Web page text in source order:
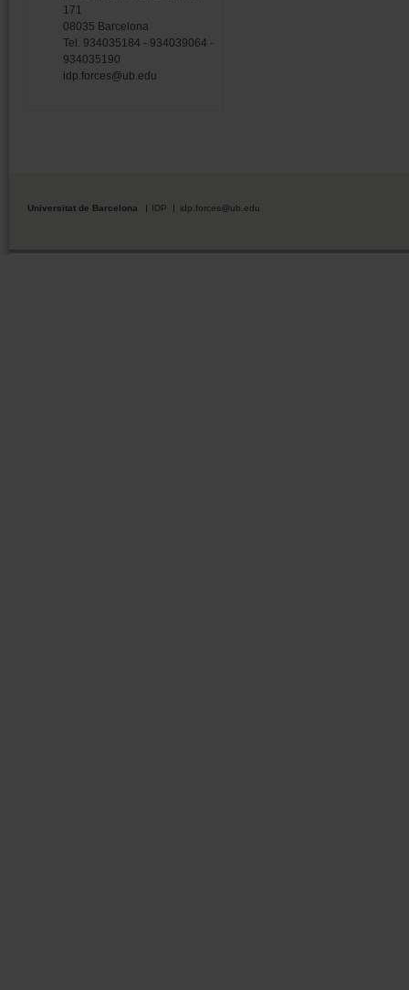
171
08035 Barcelona
Tel. 934035184 - 934039064 -
934035190
idp.forces@ub.edu
Universitat de Barcelona IDP idp.forces@ub.edu